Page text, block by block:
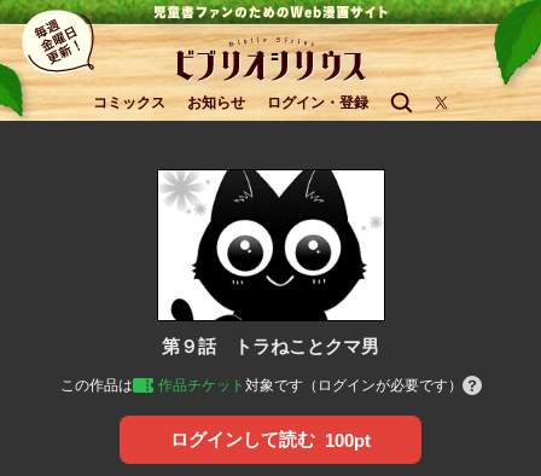
コミックス お知らせ ログイン・登録
第９話 トラねことクマ男
この作品は 作品チケット 対象です（ログインが必要です）
ログインして読む 100pt